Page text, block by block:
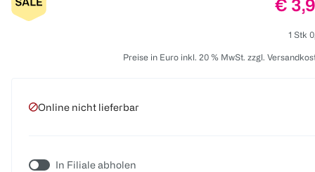
€
1 Stk
Preise in Euro inkl. 20 % MwSt. zzgl.
Online nicht lieferbar
In Filiale abholen